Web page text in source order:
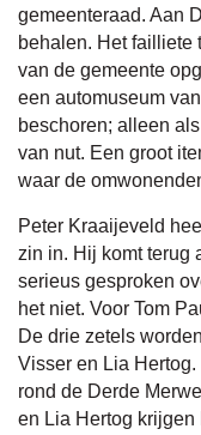
gemeenteraad. Aan
behalen. Het failliete
van de gemeente
een automuseum
beschoren; alleen
van nut. Een groot
waar de
Peter Kraaijeveld
zin in. Hij komt terug
serieus gesproken
het niet. Voor Tom
De drie zetels
Visser en Lia
rond de Derde
en Lia Hertog